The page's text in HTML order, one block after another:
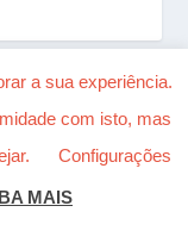
por
a sua experiência.
com isto, mas
Configurações
MAIS